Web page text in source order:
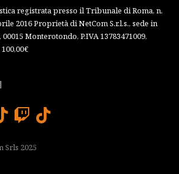
registrata presso il Tribunale di Roma, n.
2016 Proprietà di NetCom S.r.l.s., sede in
Monterotondo, P.IVA 13783471009,
2025